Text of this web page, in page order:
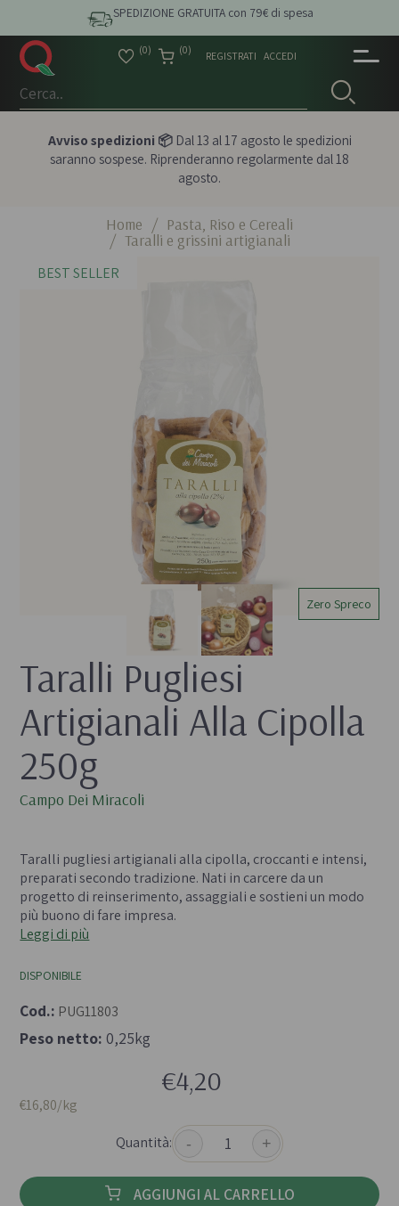
SPEDIZIONE GRATUITA con 79€ di spesa
(0) (0) REGISTRATI ACCEDI
Avviso spedizioni 📦Dal 13 al 17 agosto le spedizioni
saranno sospese. Riprenderanno regolarmente dal 18
agosto.
Home / Pasta, Riso e Cereali
/ Taralli e grissini artigianali
BEST SELLER
Zero Spreco
Taralli Pugliesi
Artigianali Alla Cipolla
250g
-
Campo Dei Miracoli
Taralli pugliesi artigianali alla cipolla, croccanti e intensi,
preparati secondo tradizione. Nati in carcere da un
progetto di reinserimento, assaggiali e sostieni un modo
più buono di fare impresa.
Leggi di più
DISPONIBILE
Cod.: PUG11803
Peso netto: 0,25kg
€4,20
€16,80/kg
Quantità:
- +
AGGIUNGI AL CARRELLO